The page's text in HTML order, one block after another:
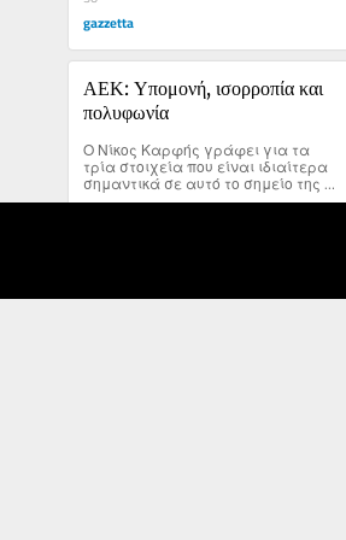
gazzetta
ΑΕΚ: Υπομονή, ισορροπία και
πολυφωνία
Ο Νίκος Καρφής γράφει για τα
τρία στοιχεία που είναι ιδιαίτερα
σημαντικά σε αυτό το σημείο της
σεζόν για την ΑΕΚ.